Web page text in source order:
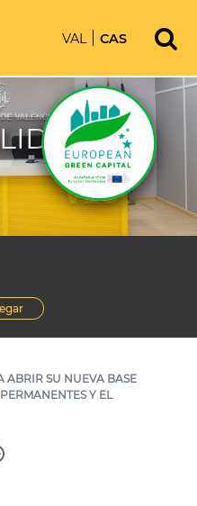
VAL CAS
ABRIR SU NUEVA BASE
Y EL